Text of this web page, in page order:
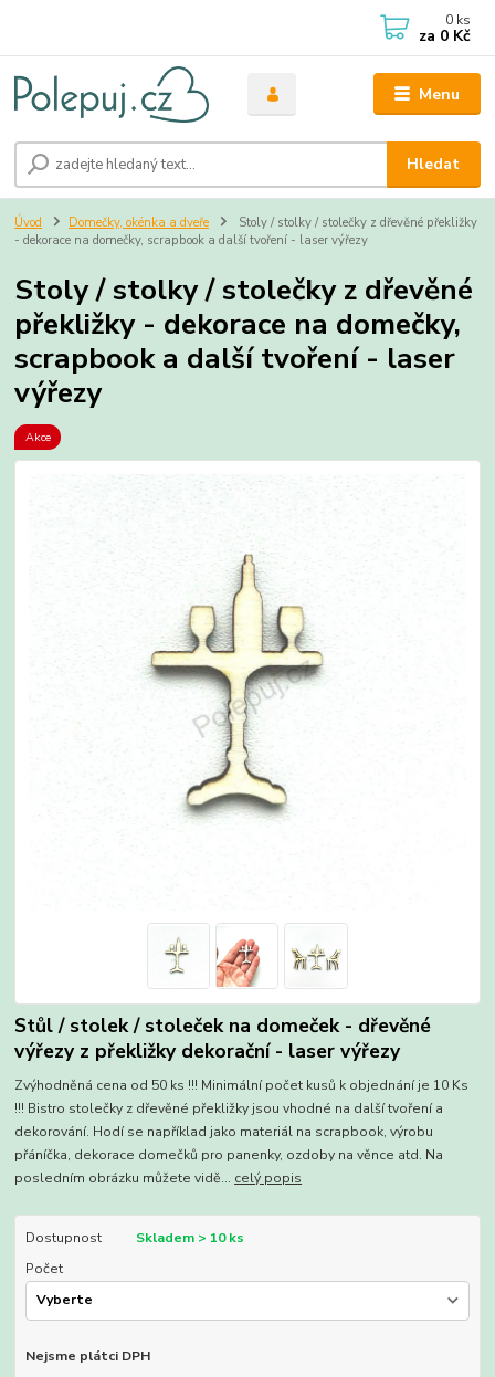
Menu
Hledat
0 ks
za 0 Kč
Úvod Domečky, okénka a dveře
Stoly / stolky / stolečky z dřevěné překližky
- dekorace na domečky, scrapbook a další tvoření - laser výřezy
Stoly / stolky / stolečky z dřevěné
překližky - dekorace na domečky,
scrapbook a další tvoření - laser
výřezy
Akce
Stůl / stolek / stoleček na domeček - dřevěné
výřezy z překližky dekorační - laser výřezy
Zvýhodněná cena od 50 ks !!! Minimální počet kusů k objednání je 10 Ks
!!! Bistro stolečky z dřevěné překližky jsou vhodné na další tvoření a
dekorování. Hodí se například jako materiál na scrapbook, výrobu
přáníčka, dekorace domečků pro panenky, ozdoby na věnce atd. Na
posledním obrázku můžete vidě... celý popis
Dostupnost
Skladem > 10 ks
Počet
Nejsme plátci DPH